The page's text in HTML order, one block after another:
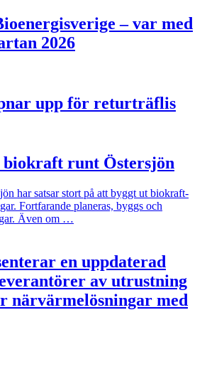
– var med
2026
upp för returträflis
biokraft runt Östersjön
har satsar stort på att byggt ut biokraft-
Fortfarande planeras, byggs och
Även om …
en uppdaterad
av utrustning
närvärmelösningar med